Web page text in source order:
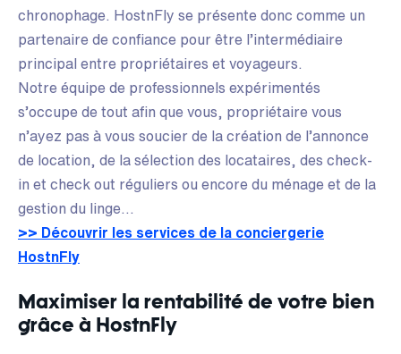
chronophage. HostnFly se présente donc comme un
partenaire de confiance pour être l’intermédiaire
principal entre propriétaires et voyageurs.
Notre équipe de professionnels expérimentés
s’occupe de tout afin que vous, propriétaire vous
n’ayez pas à vous soucier de la création de l’annonce
de location, de la sélection des locataires, des check-
in et check out réguliers ou encore du ménage et de la
gestion du linge…
>> Découvrir les services de la conciergerie
HostnFly
Maximiser la rentabilité de votre bien
grâce à HostnFly